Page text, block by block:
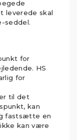
leverede skal
seddel.
for
HS
for
til det
kan
fastsætte en
kan være